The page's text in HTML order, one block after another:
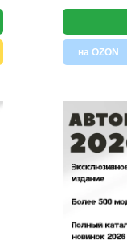
на OZON